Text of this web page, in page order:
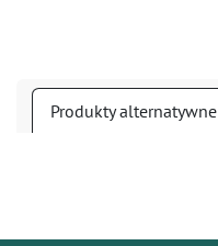
Produkty alternatywne